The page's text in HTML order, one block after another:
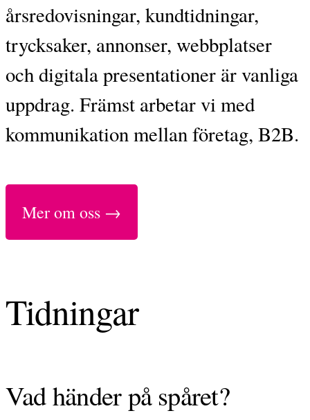
årsredovisningar, kundtidningar,
trycksaker, annonser, webbplatser
och digitala presentationer är vanliga
uppdrag. Främst arbetar vi med
kommunikation mellan företag, B2B.
Mer om oss →
Tidningar
Vad händer på spåret?